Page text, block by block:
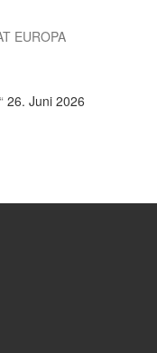
EUROPA
26. Juni 2026